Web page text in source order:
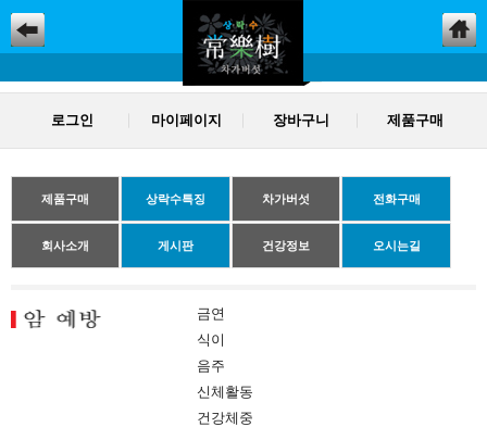
로그인 마이페이지 장바구니 제품구매
제품구매 상락수특징 차가버섯 전화구매
회사소개 게시판 건강정보 오시는길
금연
식이
음주
신체활동
건강체중